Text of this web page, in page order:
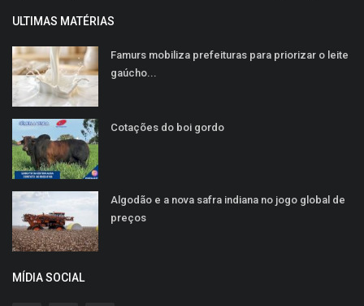
ULTIMAS MATÉRIAS
Famurs mobiliza prefeituras para priorizar o leite
gaúcho...
Cotações do boi gordo
Algodão e a nova safra indiana no jogo global de
preços
MÍDIA SOCIAL